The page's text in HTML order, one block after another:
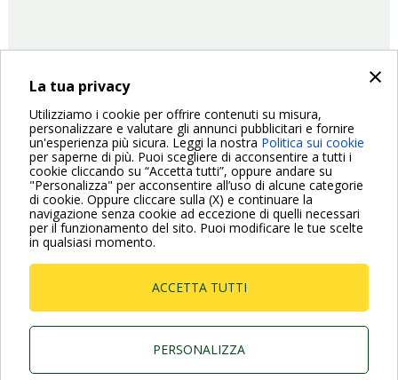
×
La tua privacy
Utilizziamo i cookie per offrire contenuti su misura,
personalizzare e valutare gli annunci pubblicitari e fornire
un'esperienza più sicura. Leggi la nostra Politica sui cookie
per saperne di più. Puoi scegliere di acconsentire a tutti i
cookie cliccando su “Accetta tutti”, oppure andare su
"Personalizza" per acconsentire all’uso di alcune categorie
di cookie. Oppure cliccare sulla (X) e continuare la
navigazione senza cookie ad eccezione di quelli necessari
per il funzionamento del sito. Puoi modificare le tue scelte
in qualsiasi momento.
ACCETTA TUTTI
PERSONALIZZA
22/04/2022 Prodotti
Paginazione
Pagina
attuale
1 Pagina
2 Pagina
3 Pagina
4 Pagina
5 Pagina
6 Pagina
7 Pagina
8 Pagina
9
Pagina
Next ›
P.I. 03675230282 - R.E.A. Padova N. 328200- Cap.